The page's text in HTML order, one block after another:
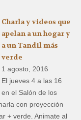
Charla y videos que
apelan a un hogar y
a un Tandil más
verde
1 agosto, 2016
El jueves 4 a las 16
en el Salón de los
con proyección
+ verde. Animate al